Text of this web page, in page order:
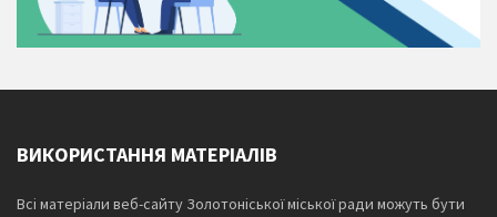
ВИКОРИСТАННЯ МАТЕРІАЛІВ
Всі матеріали веб-сайту Золотоніської міської ради можуть бути